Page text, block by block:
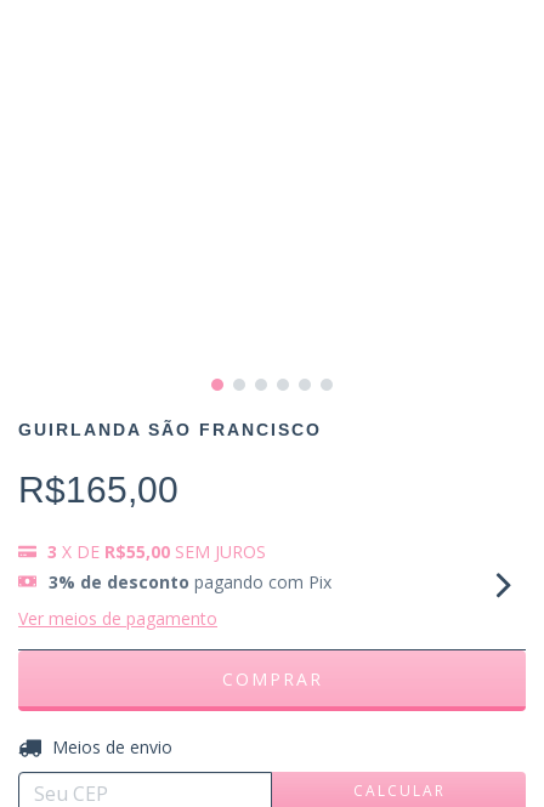
GUIRLANDA SÃO FRANCISCO
R$165,00
3 X DE R$55,00 SEM JUROS
3% de desconto pagando com Pix
Ver meios de pagamento
Entregas para o CEP:
Meios de envio
CALCULAR